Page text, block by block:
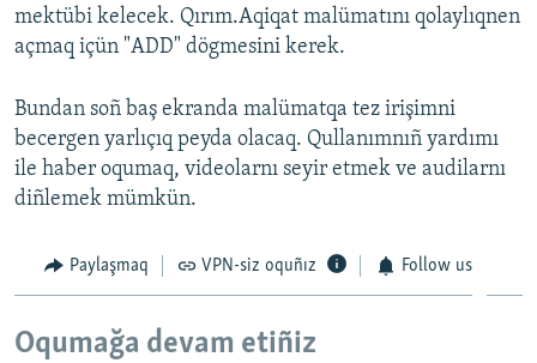
Русский
QOŞULIÑIZ!
RFE/RS bütün saytları
mektübi kelecek. Qırım.Aqiqat malümatını qolaylıqnen
açmaq içün "ADD" dögmesini kerek.
Bundan soñ baş ekranda malümatqa tez irişimni
becergen yarlıçıq peyda olacaq. Qullanımnıñ yardımı
ile haber oqumaq, videolarnı seyir etmek ve audilarnı
diñlemek mümkün.
Paylaşmaq VPN-siz oquñız Follow us
Oqumağa devam etiñiz